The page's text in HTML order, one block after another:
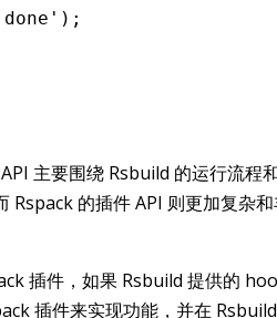
);
主要围绕 Rsbuild 的运行流程
Rspack 的插件 API 则更加复杂
插件，如果 Rsbuild 提供的
插件来实现功能，并在